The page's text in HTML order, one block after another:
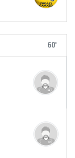
60'